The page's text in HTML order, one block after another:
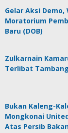
Gelar Aksi
Moratorium
Baru (DOB)
Zulkarnain
Terlibat
Bukan Kaleng-
Mongkonai
Atas Persib